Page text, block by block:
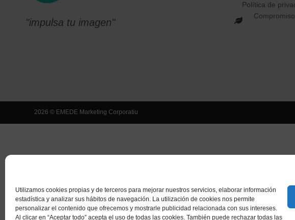
Utilizamos cookies propias y de terceros para mejorar nuestros servicios, elaborar información
estadística y analizar sus hábitos de navegación. La utilización de cookies nos permite
personalizar el contenido que ofrecemos y mostrarle publicidad relacionada con sus intereses.
Al clicar en “Aceptar todo” acepta el uso de todas las cookies. También puede rechazar todas las
"impulsa tu imagen"
Política de
2026 © EMEDE Marketing Corporatiu